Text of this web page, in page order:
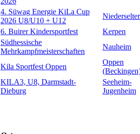
4. Süwag Energie KiLa Cup
2026 U8/U10 + U12
6. Buirer Kindersportfest
Kerpen
Südhessische
Mehrkampfmeisterschaften
Nauheim
Kila Sportfest Oppen
Oppen
KILA3, U8, Darmstadt-
Dieburg
Seeheim-
Jugenheim